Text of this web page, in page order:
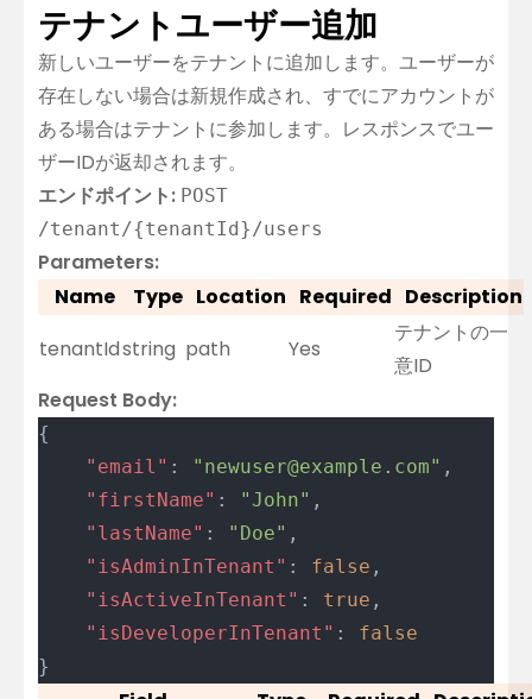
テナントユーザー追加
新しいユーザーをテナントに追加します。ユーザーが
存在しない場合は新規作成され、すでにアカウントが
ある場合はテナントに参加します。レスポンスでユー
ザーIDが返却されます。
エンドポイント: POST
/tenant/{tenantId}/users
Parameters:
Name
Type Location Required Description
tenantIdstring path Yes
テナントの一
意ID
Request Body:
{
	"email"
: "newuser@example.com" ,
	"firstName"
: "John" ,
	"lastName"
: "Doe" ,
	"isAdminInTenant"
: false ,
	"isActiveInTenant"
: true ,
	"isDeveloperInTenant"
: false
}